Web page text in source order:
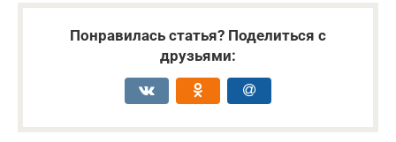
Понравилась статья? Поделиться с
друзьями: